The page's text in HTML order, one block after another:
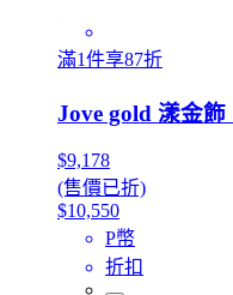
滿1件享87折
Jove gold 漾金
$9,178
(售價已折)
$10,550
P幣
折扣